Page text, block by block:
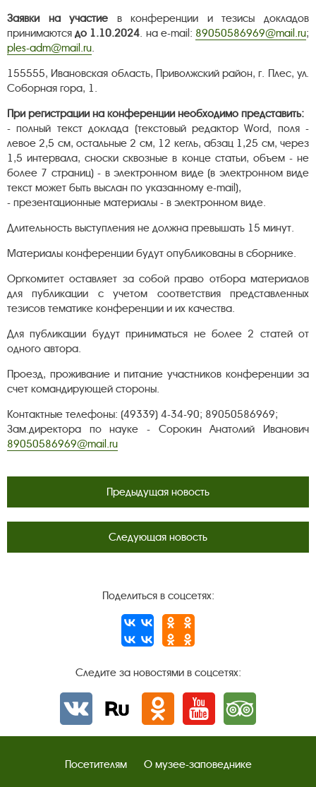
Заявки на участие в конференции и тезисы докладов
принимаютсядо 1.10.2024. на e-mail: 89050586969@mail.ru;
ples-adm@mail.ru.
155555, Ивановская область, Приволжский район, г. Плес, ул.
Соборная гора, 1.
При регистрации на конференции необходимо представить:
- полный текст доклада (текстовый редактор Word, поля -
левое 2,5 см, остальные 2 см, 12 кегль, абзац 1,25 см, через
1,5 интервала, сноски сквозные в конце статьи, объем - не
более 7 страниц) - в электронном виде (в электронном виде
текст может быть выслан по указанному e-mail),
- презентационные материалы - в электронном виде.
Длительность выступления не должна превышать 15 минут.
Материалы конференции будут опубликованы в сборнике.
Оргкомитет оставляет за собой право отбора материалов
для публикации с учетом соответствия представленных
тезисов тематике конференции и их качества.
Для публикации будут приниматься не более 2 статей от
одного автора.
Проезд, проживание и питание участников конференции за
счет командирующей стороны.
Контактные телефоны: (49339) 4-34-90; 89050586969;
Зам.директора по науке - Сорокин Анатолий Иванович
89050586969@mail.ru
Предыдущая новость
Следующая новость
Поделиться в соцсетях:
Следите за новостями в соцсетях:
Вконтактеrutube Одноклассники
YouTube Трипадвизор
Посетителям О музее-заповеднике